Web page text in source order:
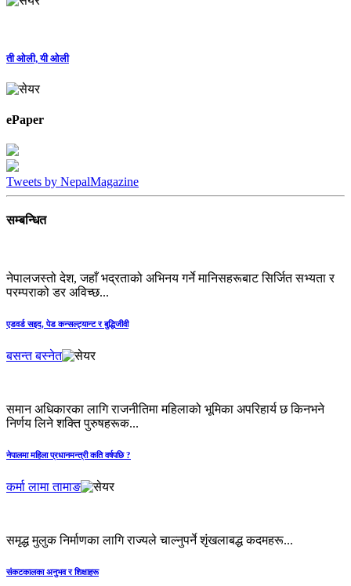
ती ओली, यी ओली
ePaper
Tweets by NepalMagazine
सम्बन्धित
नेपालजस्तो देश, जहाँ भद्रताको अभिनय गर्ने मानिसहरूबाट सिर्जित सभ्यता र
परम्पराको डर अविच्छ...
एडवर्ड सइद, पेड कन्सल्ट्यान्ट र बुद्धिजीवी
बसन्त बस्नेत
समान अधिकारका लागि राजनीतिमा महिलाको भूमिका अपरिहार्य छ किनभने
निर्णय लिने शक्ति पुरुषहरूक...
नेपालमा महिला प्रधानमन्त्री कति वर्षपछि ?
कर्मा लामा तामाङ
समृद्ध मुलुक निर्माणका लागि राज्यले चाल्नुपर्ने शृंखलाबद्ध कदमहरू...
संकटकालका अनुभव र शिक्षाहरू